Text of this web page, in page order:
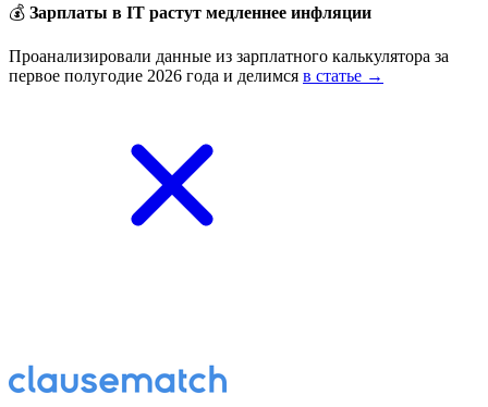
💰 Зарплаты в IT растут медленнее инфляции
Проанализировали данные из зарплатного калькулятора за
первое полугодие 2026 года и делимся в статье →